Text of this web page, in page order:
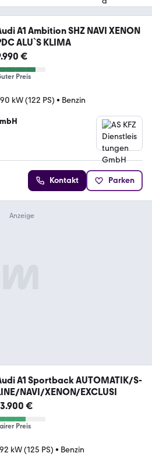
A1 Ambition SHZ NAVI XENON
ALU`S KLIMA
€
Preis
90 kW (122 PS) • Benzin
Kontakt Parken
A1 Sportback AUTOMATIK/S-
NAVI/XENON/EXCLUSI
€
Preis
92 kW (125 PS) • Benzin